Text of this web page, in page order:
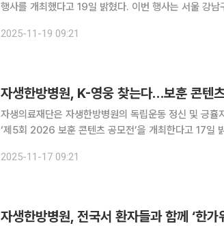
행사를 개최했다고 19일 밝혔다. 이번 행사는 서울 강남구에 있는 자생한방병원 야외 주차장에서 진
해로 15회를 맞는 사랑의 김장나누기 행사는 2009년부
2025-11-19 09:21
자생한방병원, K-영웅 찾는다…보훈 콘텐
자생의료재단은 자생한방병원의 독립운동 정신 및 긍
‘제5회 2026 보훈 콘텐츠 공모전’을 개최한다고 17일 밝혔다. 올해 공모전 주제는 ‘국경
동과 6·25전쟁뿐만 아니라 현대 사회에서 평화와 인류애
2025-11-17 09:21
자생한방병원, 전국서 환자들과 함께 ‘한가